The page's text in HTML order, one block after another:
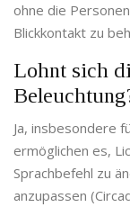
ohne die
Blickkontakt zu
Lohnt sich
Ja, insbesondere
ermöglichen es,
Sprachbefehl zu
anzupassen